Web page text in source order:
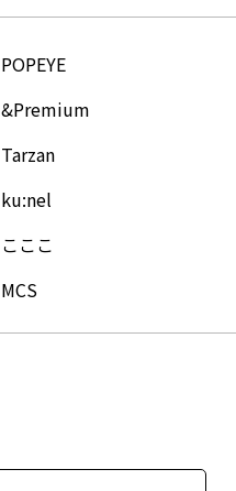
POPEYE
&Premium
Tarzan
ku:nel
こここ
MCS